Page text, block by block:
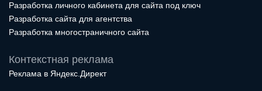
Разработка личного кабинета для сайта под ключ
Разработка сайта для агентства
Разработка многостраничного сайта
Контекстная реклама
Реклама в Яндекс.Директ